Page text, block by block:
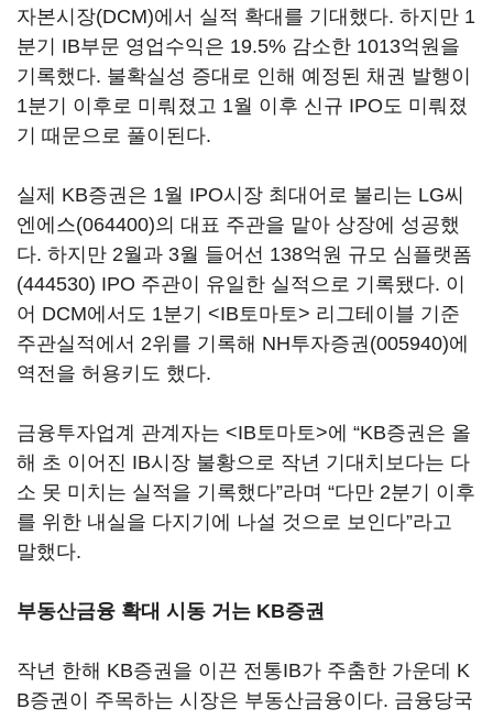
자본시장(DCM)에서 실적 확대를 기대했다. 하지만 1
분기 IB부문 영업수익은 19.5% 감소한 1013억원을
기록했다. 불확실성 증대로 인해 예정된 채권 발행이
1분기 이후로 미뤄졌고 1월 이후 신규 IPO도 미뤄졌
기 때문으로 풀이된다.
실제 KB증권은 1월 IPO시장 최대어로 불리는 LG씨
엔에스(064400)의 대표 주관을 맡아 상장에 성공했
다. 하지만 2월과 3월 들어선 138억원 규모 심플랫폼
(444530) IPO 주관이 유일한 실적으로 기록됐다. 이
어 DCM에서도 1분기 <IB토마토> 리그테이블 기준
주관실적에서 2위를 기록해 NH투자증권(005940)에
역전을 허용키도 했다.
금융투자업계 관계자는 <IB토마토>에 “KB증권은 올
해 초 이어진 IB시장 불황으로 작년 기대치보다는 다
소 못 미치는 실적을 기록했다”라며 “다만 2분기 이후
를 위한 내실을 다지기에 나설 것으로 보인다”라고
말했다.
부동산금융 확대 시동 거는 KB증권
작년 한해 KB증권을 이끈 전통IB가 주춤한 가운데 K
B증권이 주목하는 시장은 부동산금융이다. 금융당국